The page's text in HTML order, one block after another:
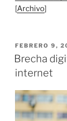
[Archivo]
PUBLICADO
EL
FEBRERO 9,
Brecha
internet